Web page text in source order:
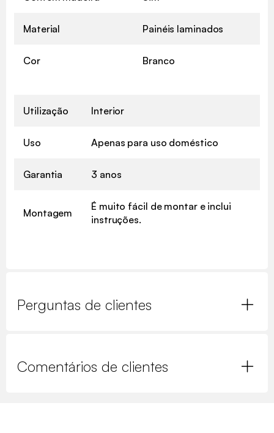
Material Painéis laminados
Cor Branco
Utilização Interior
Uso Apenas para uso doméstico
Garantia 3 anos
Montagem
É muito fácil de montar e inclui
instruções.
Perguntas de clientes
Comentários de clientes